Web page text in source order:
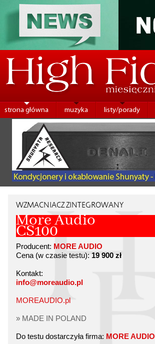
strona główna muzyka listy/porady
WZMACNIACZ ZINTEGROWANY
More Audio
CS100
Producent: MORE AUDIO
Cena (w czasie testu): 19 900 zł
Kontakt:
info@moreaudio.pl
MOREAUDIO.pl
» MADE IN POLAND
Do testu dostarczyła firma: MORE AUDIO